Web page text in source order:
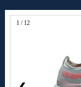
1 / 12